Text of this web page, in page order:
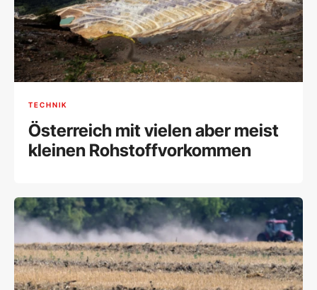
TECHNIK
Österreich mit vielen aber meist
kleinen Rohstoffvorkommen